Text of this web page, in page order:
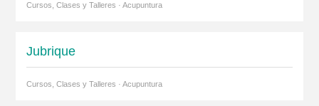
Cursos, Clases y Talleres · Acupuntura
Jubrique
Cursos, Clases y Talleres · Acupuntura